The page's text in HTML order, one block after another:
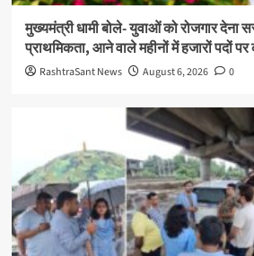
मुख्यमंत्री धामी बोले- युवाओं को रोजगार देना
प्राथमिकता, आने वाले महीनों में हजारों पदों पर
RashtraSant News August 6, 2026 0